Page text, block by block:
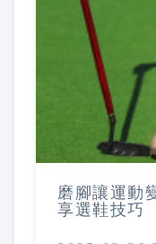
磨腳讓運動
享選鞋技巧